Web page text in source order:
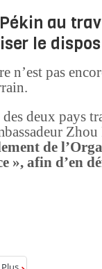
au
le
n’est pas
deux pays
de
», afin d’en